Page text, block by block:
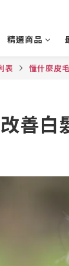
精選商品
表 懂什麼皮毛
善白